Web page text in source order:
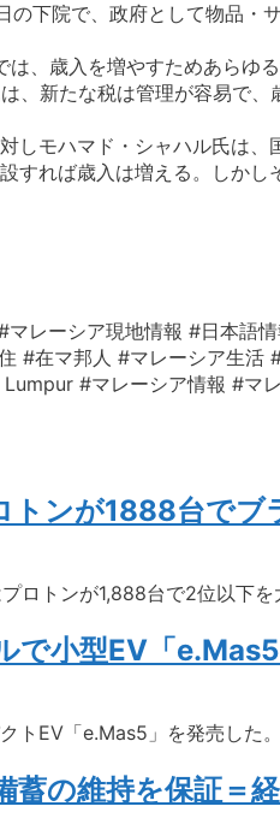
の下院で、政府として物品・
、歳入を増やすためあらゆ
、新たな税は管理が容易で
しモハマド・シャハル氏は、
すれば歳入は増える。しか
レーシア現地情報 #日本語
#在マ邦人 #マレーシア生
#マレーシア情報 #マ
トンが1888台でブ
ロトンが1,888台で2位以下
で小型EV「
トEV「e.Mas5」を発売した
蓄の維持を保証＝